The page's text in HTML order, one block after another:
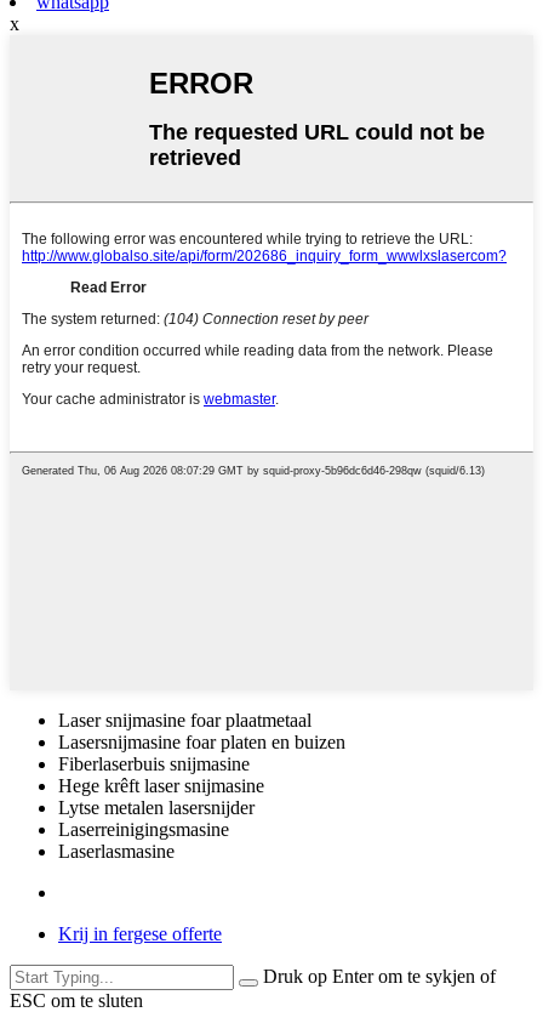
x
Laser snijmasine foar plaatmetaal
Lasersnijmasine foar platen en buizen
Fiberlaserbuis snijmasine
Hege krêft laser snijmasine
Lytse metalen lasersnijder
Laserreinigingsmasine
Laserlasmasine
Krij in fergese offerte
Druk op Enter om te sykjen of
ESC om te sluten